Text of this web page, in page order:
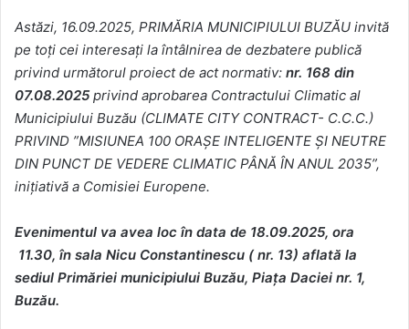
Astăzi, 16.09.2025, PRIMĂRIA MUNICIPIULUI BUZĂU invită
pe toţi cei interesaţi la întâlnirea de dezbatere publică
privind următorul proiect de act normativ: nr. 168 din
07.08.2025privind aprobarea Contractului Climatic al
Municipiului Buzău (CLIMATE CITY CONTRACT- C.C.C.)
PRIVIND ”MISIUNEA 100 ORAȘE INTELIGENTE ȘI NEUTRE
DIN PUNCT DE VEDERE CLIMATIC PÂNĂ ÎN ANUL 2035”,
inițiativă a Comisiei Europene.
Evenimentul va avea loc în data de 18.09.2025, ora
11.30, în sala Nicu Constantinescu ( nr. 13) aflată la
sediul Primăriei municipiului Buzău, Piața Daciei nr. 1,
Buzău.